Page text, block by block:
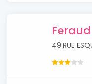
49 RUE